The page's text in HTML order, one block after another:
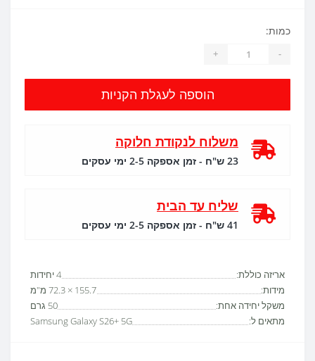
אריזה כוללת:
4 יחידות
מידות:
155.7 × 72.3 מ"מ
משקל יחידה אחת:
50 גרם
מתאים ל:
Samsung Galaxy S26+ 5G
כמות:
-
+
הוספה לעגלת הקניות
משלוח לנקודת חלוקה
23 ש"ח - זמן אספקה 2-5 ימי עסקים
שליח עד הבית
41 ש"ח - זמן אספקה 2-5 ימי עסקים